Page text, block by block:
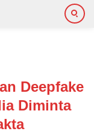
Deepfake
Diminta